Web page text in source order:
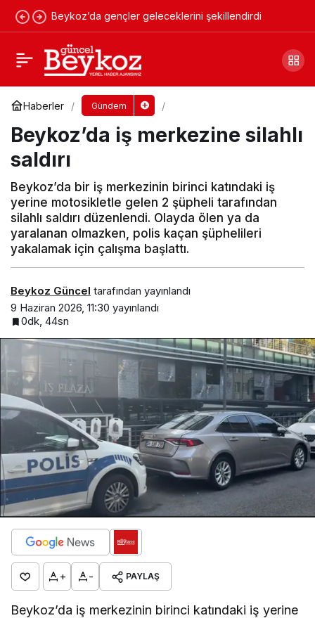
Beykoz’da gençler geleceklerini şekillendirdi
Haberler Gündem
Beykoz’da iş merkezine silahlı
saldırı
Beykoz’da bir iş merkezinin birinci katındaki iş
yerine motosikletle gelen 2 şüpheli tarafından
silahlı saldırı düzenlendi. Olayda ölen ya da
yaralanan olmazken, polis kaçan şüphelileri
yakalamak için çalışma başlattı.
Beykoz Güncel tarafından yayınlandı
9 Haziran 2026, 11:30 yayınlandı
0dk, 44sn
+ - PAYLAŞ
Beykoz’da iş merkezinin birinci katındaki iş yerine
Beykoz’un tarihi namazgâhı yeniden ibadete
açıldı
Yorum Yap Paylaş